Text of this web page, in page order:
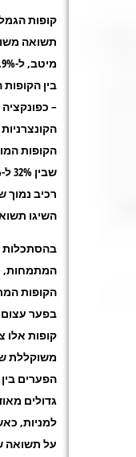
קופות
תשואה
בין
–
הקופות
רכיב נמוך
השיגו תשואה בין
בהסתכלות
המתמחות,
הקופות
בפער
קופות אלו
הפערים
גדולים
למניות,
על תשואה של 100%